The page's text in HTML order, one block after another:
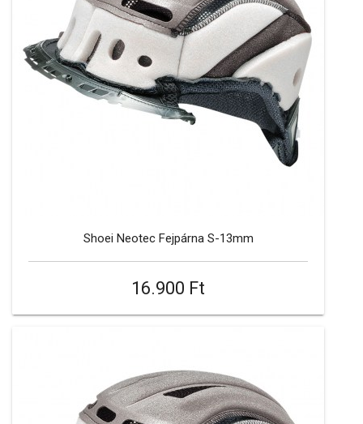
Shoei Neotec Fejpárna S-13mm
16.900 Ft